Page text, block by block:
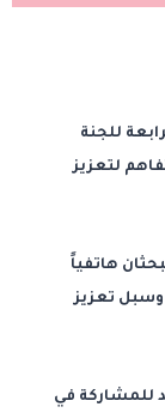
للجنة
لتعزيز
هاتفياً
وسبل تعزيز
للمشاركة في